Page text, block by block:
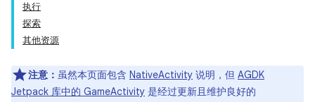
执行
探索
其他资源
注意： 虽然本页面包含 NativeActivity 说明，但 AGDK
Jetpack 库中的 GameActivity 是经过更新且维护良好的